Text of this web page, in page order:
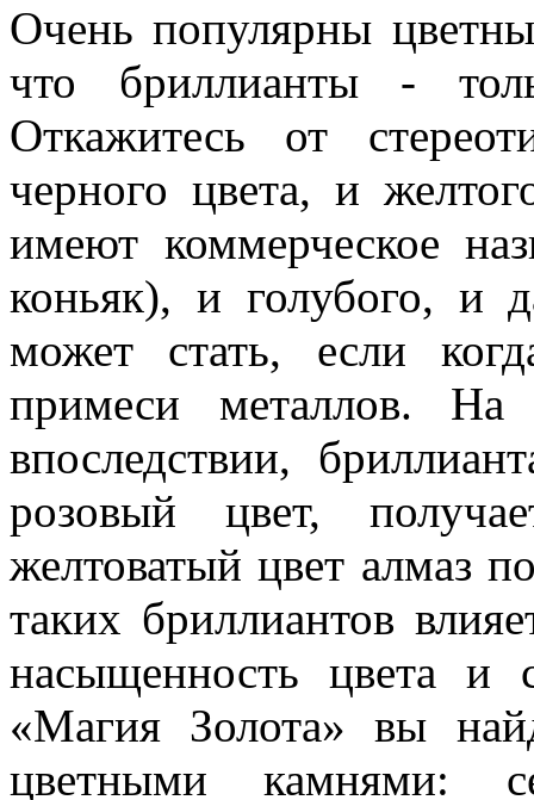
Очень популярны
что бриллианты -
Откажитесь от
черного цвета, и
имеют коммерческое
коньяк), и голубого, и
может стать, если
примеси металлов. На
впоследствии,
розовый цвет,
желтоватый цвет алмаз
таких бриллиантов
насыщенность цвета и
«Магия Золота» вы
цветными камнями: